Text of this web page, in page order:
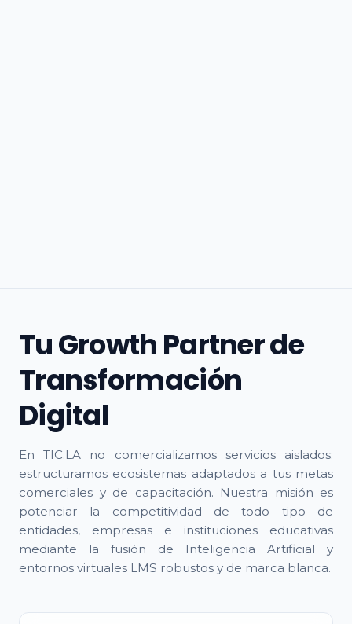
Tu Growth Partner de
Transformación
Digital
En TIC.LA no comercializamos servicios aislados:
estructuramos ecosistemas adaptados a tus metas
comerciales y de capacitación. Nuestra misión es
potenciar la competitividad de todo tipo de
entidades, empresas e instituciones educativas
mediante la fusión de Inteligencia Artificial y
entornos virtuales LMS robustos y de marca blanca.